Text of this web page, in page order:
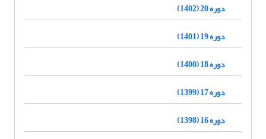
دوره 20 (1402)
دوره 19 (1401)
دوره 18 (1400)
دوره 17 (1399)
دوره 16 (1398)